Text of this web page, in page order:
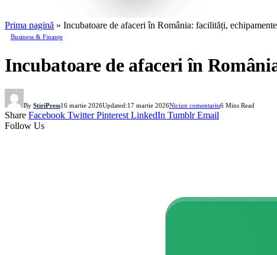
Prima pagină » Incubatoare de afaceri în România: facilități,
Business & Finanțe
Incubatoare de afaceri în
By StiriPress16 martie 2026Updated:17 martie 2026Niciun comentariu6 Mins Read
Share Facebook Twitter Pinterest LinkedIn Tumblr Email
Follow Us